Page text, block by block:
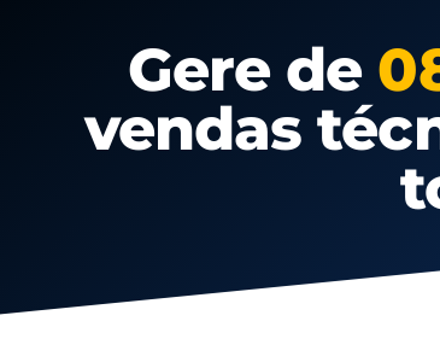
Gere de
vendas